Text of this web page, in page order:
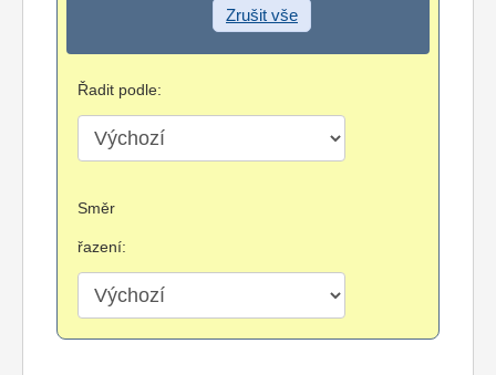
Zrušit vše
Řadit podle:
Směr
řazení: